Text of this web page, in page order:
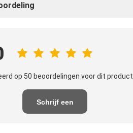
op 50 beoordelingen voor dit product
Schrijf een